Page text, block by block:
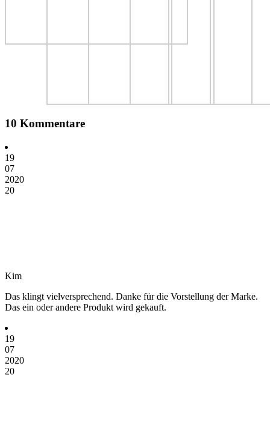
10 Kommentare
19
07
2020
20
Kim
Das klingt vielversprechend. Danke für die Vorstellung der Marke.
Das ein oder andere Produkt wird gekauft.
19
07
2020
20